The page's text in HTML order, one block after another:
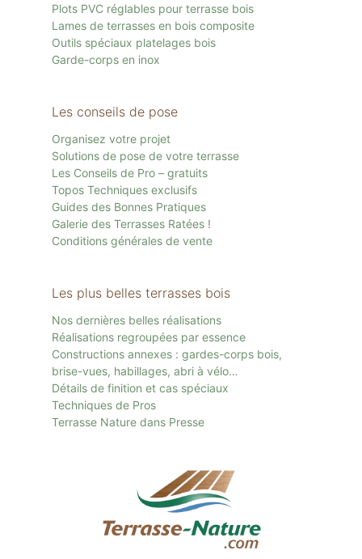
Plots PVC réglables pour terrasse bois
Lames de terrasses en bois composite
Outils spéciaux platelages bois
Garde-corps en inox
Les conseils de pose
Organisez votre projet
Solutions de pose de votre terrasse
Les Conseils de Pro – gratuits
Topos Techniques exclusifs
Guides des Bonnes Pratiques
Galerie des Terrasses Ratées !
Conditions générales de vente
Les plus belles terrasses bois
Nos dernières belles réalisations
Réalisations regroupées par essence
Constructions annexes : gardes-corps bois,
brise-vues, habillages, abri à vélo…
Détails de finition et cas spéciaux
Techniques de Pros
Terrasse Nature dans Presse